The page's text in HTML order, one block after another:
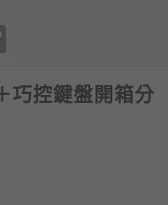
控鍵盤開箱分